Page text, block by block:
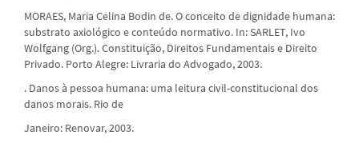
MORAES, Maria Celina Bodin de. O conceito de dignidade humana:
substrato axiológico e conteúdo normativo. In: SARLET, Ivo
Wolfgang (Org.). Constituição, Direitos Fundamentais e Direito
Privado. Porto Alegre: Livraria do Advogado, 2003.
. Danos à pessoa humana: uma leitura civil-constitucional dos
danos morais. Rio de
Janeiro: Renovar, 2003.